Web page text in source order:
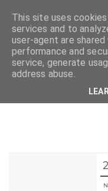
This site uses
services and to
user-agent are
performance and
service, generate
address abuse.